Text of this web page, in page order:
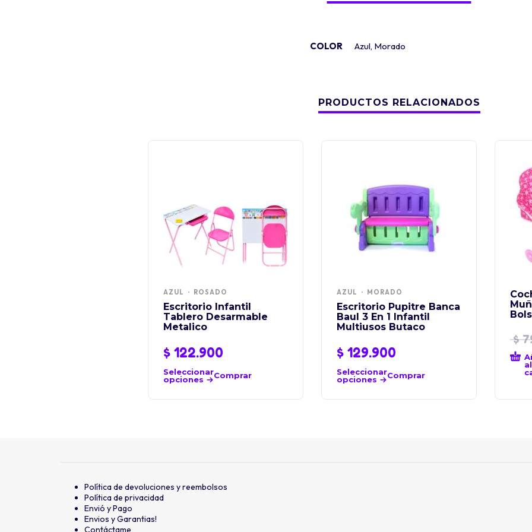
COLOR Azul, Morado
PRODUCTOS RELACIONADOS
AZUL ROSADO
Escritorio Infantil
Tablero Desarmable
Metalico
$ 122.900
Seleccionar
opciones
Comprar
AZUL MORADO
Escritorio Pupitre Banca
Baul 3 En 1 Infantil
Multiusos Butaco
$ 129.900
Seleccionar
opciones
Comprar
$
al
Política de devoluciones y reembolsos
Política de privacidad
Envió y Pago
Envios y Garantias!
Contáctame